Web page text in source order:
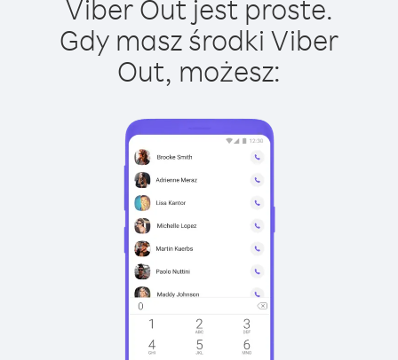
Viber Out jest proste.
Gdy masz środki Viber
Out, możesz: